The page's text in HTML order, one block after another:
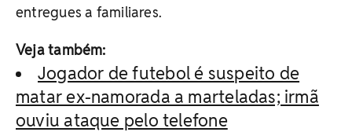
entregues a familiares.
Veja também:
Jogador de futebol é suspeito de
matar ex-namorada a marteladas; irmã
ouviu ataque pelo telefone